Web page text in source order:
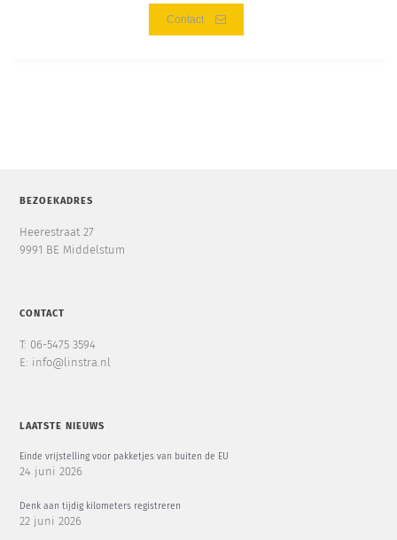
Contact
BEZOEKADRES
Heerestraat 27
9991 BE Middelstum
CONTACT
T: 06-5475 3594
E: info@linstra.nl
LAATSTE NIEUWS
Einde vrijstelling voor pakketjes van buiten de EU
24 juni 2026
Denk aan tijdig kilometers registreren
22 juni 2026